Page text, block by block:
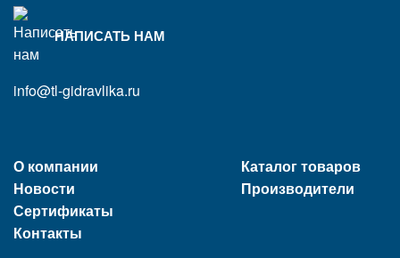
НАПИСАТЬ НАМ
info@tl-gidravlika.ru
О компании
Новости
Сертификаты
Контакты
Каталог товаров
Производители